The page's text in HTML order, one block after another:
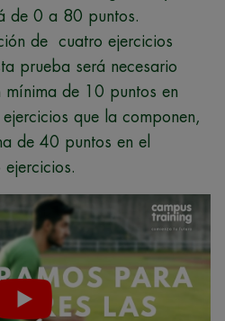
de 0 a 80 puntos.
de cuatro ejercicios
prueba será necesario
mínima de 10 puntos en
que la componen,
de 40 puntos en el